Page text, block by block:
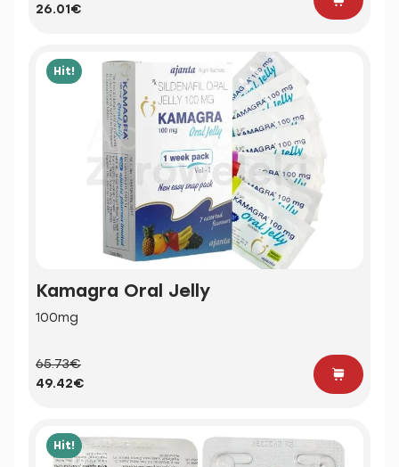
26.01€
Hit!
Kamagra Oral Jelly
100mg
65.73€
49.42€
Hit!